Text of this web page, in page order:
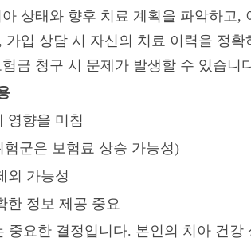
상태와 향후 치료 계획을 파악하고,
입 상담 시 자신의 치료 이력을 정확
금 청구 시 문제가 발생할 수 있습니
영향을 미침
군은 보험료 상승 가능성)
외 가능성
한 정보 제공 중요
요한 결정입니다. 본인의 치아 건강